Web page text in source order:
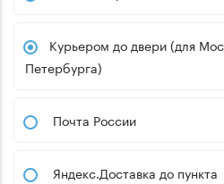
Курьером до двери (для Москвы и Санкт-
Петербурга)
Почта России
Яндекс.Доставка до пункта